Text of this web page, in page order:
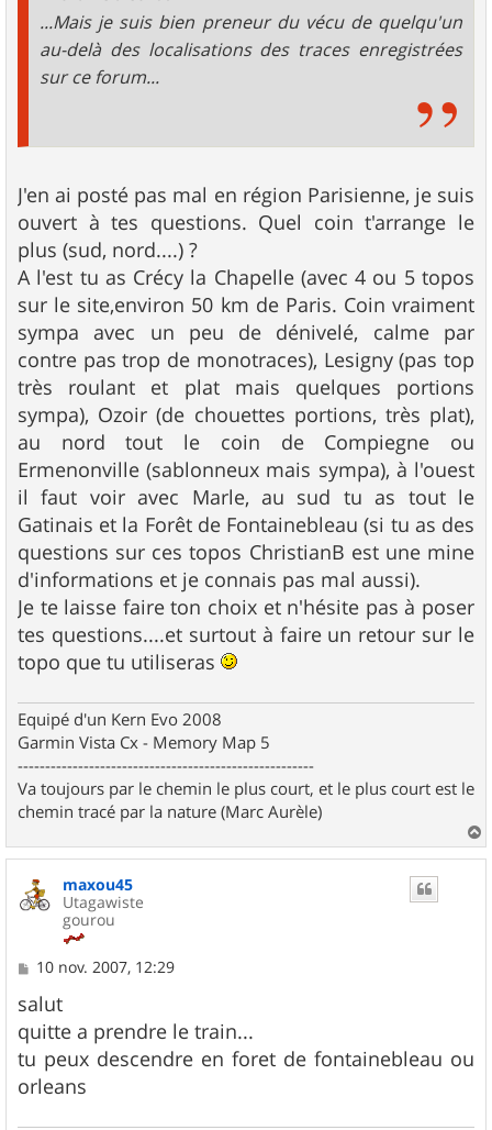
...Mais je suis bien preneur du vécu de quelqu'un
au-delà des localisations des traces enregistrées
sur ce forum...
J'en ai posté pas mal en région Parisienne, je suis
ouvert à tes questions. Quel coin t'arrange le
plus (sud, nord....) ?
A l'est tu as Crécy la Chapelle (avec 4 ou 5 topos
sur le site,environ 50 km de Paris. Coin vraiment
sympa avec un peu de dénivelé, calme par
contre pas trop de monotraces), Lesigny (pas top
très roulant et plat mais quelques portions
sympa), Ozoir (de chouettes portions, très plat),
au nord tout le coin de Compiegne ou
Ermenonville (sablonneux mais sympa), à l'ouest
il faut voir avec Marle, au sud tu as tout le
Gatinais et la Forêt de Fontainebleau (si tu as des
questions sur ces topos ChristianB est une mine
d'informations et je connais pas mal aussi).
Je te laisse faire ton choix et n'hésite pas à poser
tes questions....et surtout à faire un retour sur le
topo que tu utiliseras
Equipé d'un Kern Evo 2008
Garmin Vista Cx - Memory Map 5
------------------------------------------------------
Va toujours par le chemin le plus court, et le plus court est le
chemin tracé par la nature (Marc Aurèle)
a
u
maxou45
Utagawiste
gourou
M
s
s
a
g
e
10 nov. 2007, 12:29
salut
quitte a prendre le train...
tu peux descendre en foret de fontainebleau ou
orleans